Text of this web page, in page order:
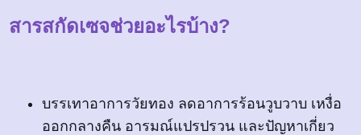
สารสกัดเซจช่วยอะไรบ้าง?
บรรเทาอาการวัยทอง ลดอาการร้อนวูบวาบ เหงื่อ
ออกกลางคืน อารมณ์แปรปรวน และปัญหาเกี่ยว